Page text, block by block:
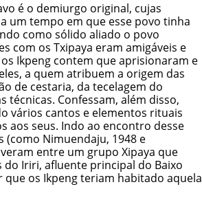
é o demiurgo original, cujas
um tempo em que esse povo tinha
como sólido aliado o povo
com os Txipaya eram amigáveis e
Ikpeng contem que aprisionaram e
a quem atribuem a origem das
de cestaria, da tecelagem do
técnicas. Confessam, além disso,
vários cantos e elementos rituais
aos seus. Indo ao encontro desse
(como Nimuendaju, 1948 e
entre um grupo Xipaya que
do Iriri, afluente principal do Baixo
que os Ikpeng teriam habitado aquela